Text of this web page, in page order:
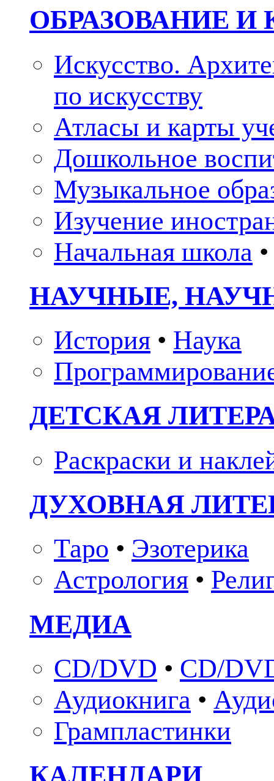
ОБРАЗОВАНИЕ И
Искусство.
по искусству
Атласы и карты
Дошкольное
Музыкальное
Изучение
Начальная школа •
НАУЧНЫЕ,
История • Наука
ДЕТСКАЯ
Раскраски и
ДУХОВНАЯ
Таро • Эзотерика
Астрология •
МЕДИА
CD/DVD • CD/
Аудиокнига •
Грампластинки